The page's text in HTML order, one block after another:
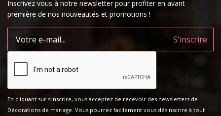
Inscrivez vous à notre newsletter pour profiter en avant
première de nos nouveautés et promotions !
En cliquant sur s'inscrire, vous acceptez de recevoir des newsletters de
Décorations de mariage. Vous pourrez facilement vous désinscrire à tout